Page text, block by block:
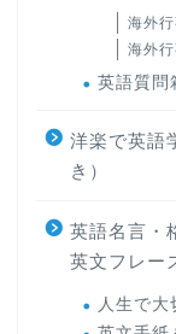
海外
海外
英語質問
洋楽で英語
き）
英語名言・
英文フレー
人生で大